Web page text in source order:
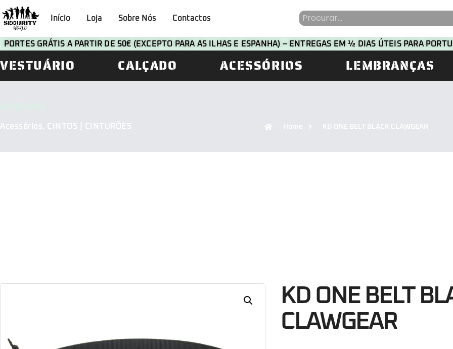
Início Loja Sobre Nós Contactos
PORTES GRÁTIS A PARTIR DE 50€ (EXCEPTO PARA AS ILHAS E ESPANHA) – ENTREGAS EM ½ DIAS ÚTEIS PARA
VESTUÁRIO CALÇADO ACESSÓRIOS LEMBRANÇAS
Acessórios, CINTOS | CINTURÕES Home KD ONE BELT BLACK CLAWGEAR
KD ONE BELT
CLAWGEAR